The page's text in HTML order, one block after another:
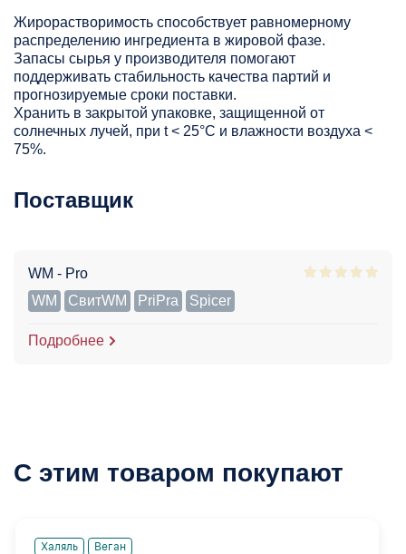
Жирорастворимость способствует равномерному
распределению ингредиента в жировой фазе.
Запасы сырья у производителя помогают
поддерживать стабильность качества партий и
прогнозируемые сроки поставки.
Хранить в закрытой упаковке, защищенной от
солнечных лучей, при t < 25°С и влажности воздуха <
75%.
Поставщик
WM - Pro
WM
СвитWM PriPra Spicer
Подробнее
С этим товаром покупают
Халяль Веган